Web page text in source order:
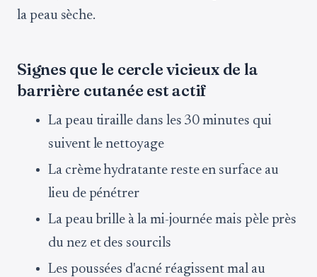
la peau sèche.
Signes que le cercle vicieux de la
barrière cutanée est actif
La peau tiraille dans les 30 minutes qui
suivent le nettoyage
La crème hydratante reste en surface au
lieu de pénétrer
La peau brille à la mi-journée mais pèle près
du nez et des sourcils
Les poussées d'acné réagissent mal au